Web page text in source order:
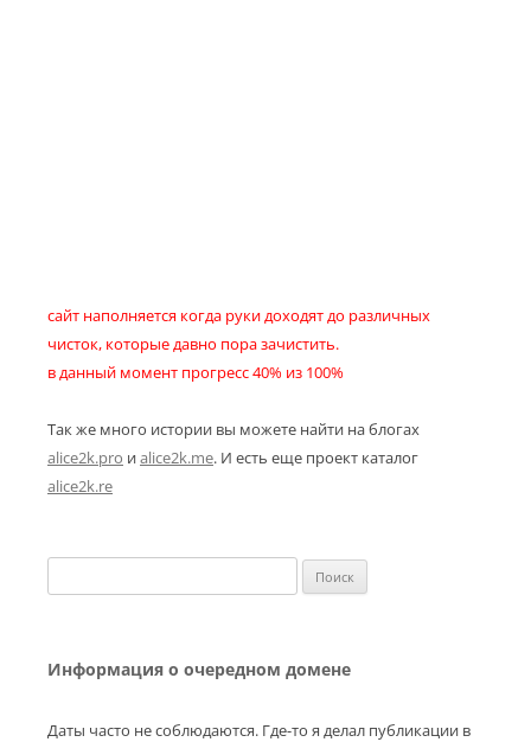
сайт наполняется когда руки доходят до различных
чисток, которые давно пора зачистить.
в данный момент прогресс 40% из 100%
Так же много истории вы можете найти на блогах
alice2k.pro иalice2k.me. И есть еще проект каталог
alice2k.re
Информация о очередном домене
Даты часто не соблюдаются. Где-то я делал публикации в